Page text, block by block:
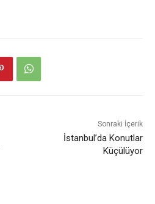
Sonraki İçerik
İstanbul’da Konutlar
Küçülüyor